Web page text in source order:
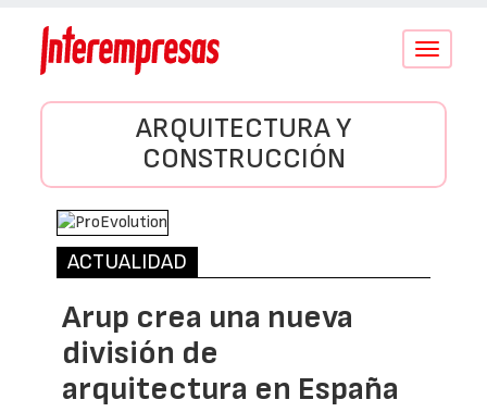
Conmutar
ARQUITECTURA Y
CONSTRUCCIÓN
ACTUALIDAD
Arup crea una nueva
división de
arquitectura en España